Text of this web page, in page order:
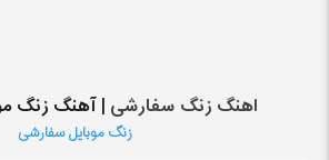
اهنگ زنگ سفارشی | آهنگ زنگ
زنگ موبایل سفارشی